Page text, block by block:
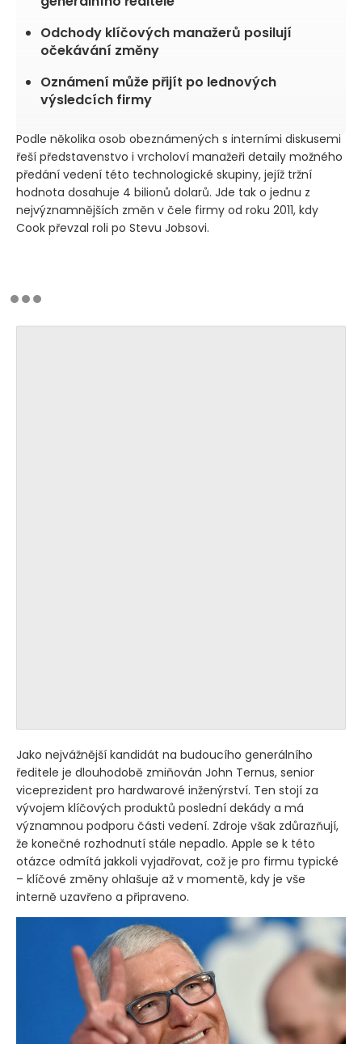
Odchody klíčových manažerů posilují
očekávání změny
Oznámení může přijít po lednových
výsledcích firmy
Podle několika osob obeznámených s interními diskusemi
řeší představenstvo i vrcholoví manažeři detaily možného
předání vedení této technologické skupiny, jejíž tržní
hodnota dosahuje 4 bilionů dolarů. Jde tak o jednu z
nejvýznamnějších změn v čele firmy od roku 2011, kdy
Cook převzal roli po Stevu Jobsovi.
Jako nejvážnější kandidát na budoucího generálního
ředitele je dlouhodobě zmiňován John Ternus, senior
viceprezident pro hardwarové inženýrství. Ten stojí za
vývojem klíčových produktů poslední dekády a má
významnou podporu části vedení. Zdroje však zdůrazňují,
že konečné rozhodnutí stále nepadlo. Apple se k této
otázce odmítá jakkoli vyjadřovat, což je pro firmu typické
– klíčové změny ohlašuje až v momentě, kdy je vše
interně uzavřeno a připraveno.